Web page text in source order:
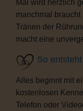
Mal wird herzlich
manchmal
Tränen der
macht eine
So
Alles beginnt mit
kostenlosen
Telefon oder